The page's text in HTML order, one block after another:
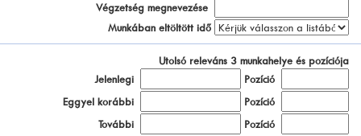
Végzetség megnevezése
Munkában eltöltött idő
Utolsó releváns 3 munkahelye és pozíciója
Jelenlegi
Pozíció
Eggyel korábbi
Pozíció
További
Pozíció